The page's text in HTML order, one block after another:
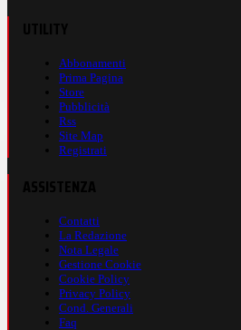
Abbonamenti
Prima Pagina
Store
Pubblicità
Rss
Site Map
Registrati
Contatti
La Redazione
Nota Legale
Gestione Cookie
Cookie Policy
Privacy Policy
Cond. Generali
Faq